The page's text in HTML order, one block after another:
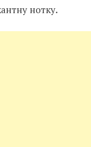
нотку.